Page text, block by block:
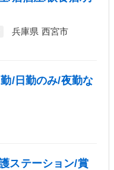
兵庫県 西宮市
/日勤のみ/夜勤な
ステーション/賞